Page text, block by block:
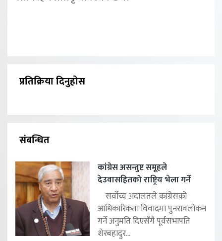
प्रतिक्रिया दिनुहोस
संबन्धित
कांग्रेस असन्तुष्ट समूहले
देउवासहितको राष्ट्रिय भेला गर्ने
सर्वोच्च अदालतले कांग्रेसको
आधिकारिकता विवादमा पुनरावलोकन
गर्ने अनुमति दिएसँगै पूर्वसभापति
शेरबहादुर...